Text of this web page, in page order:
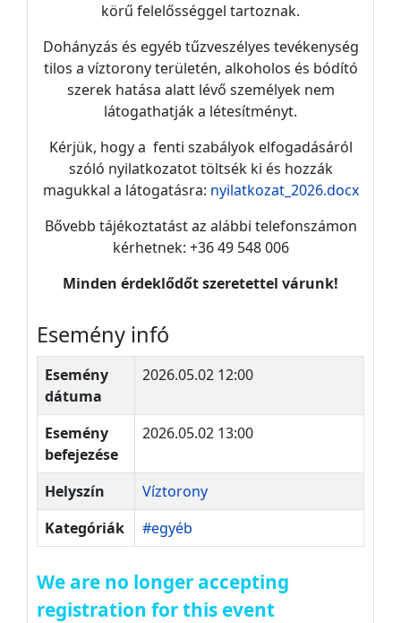
körű felelősséggel tartoznak.
Dohányzás és egyéb tűzveszélyes tevékenység
tilos a víztorony területén, alkoholos és bódító
szerek hatása alatt lévő személyek nem
látogathatják a létesítményt.
Kérjük, hogy a fenti szabályok elfogadásáról
szóló nyilatkozatot töltsék ki és hozzák
magukkal a látogatásra: nyilatkozat_2026.docx
Bővebb tájékoztatást az alábbi telefonszámon
kérhetnek: +36 49 548 006
Minden érdeklődőt szeretettel várunk!
Esemény infó
Esemény
dátuma
2026.05.02 12:00
Esemény
befejezése
2026.05.02 13:00
Helyszín
Víztorony
Kategóriák
#egyéb
We are no longer accepting
registration for this event